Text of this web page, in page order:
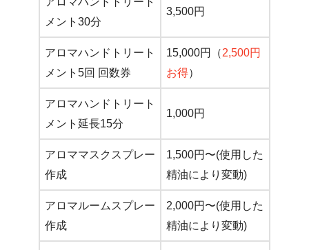
メント30分
3,500円
アロマハンドトリート
メント5回 回数券
15,000円（2,500円
お得）
アロマハンドトリート
メント延長15分
1,000円
アロママスクスプレー
作成
1,500円〜(使用した
精油により変動)
アロマルームスプレー
作成
2,000円〜(使用した
精油により変動)